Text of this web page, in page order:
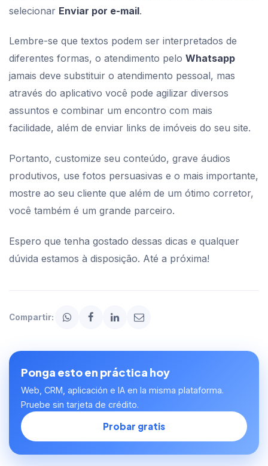
selecionar Enviar por e-mail.
Lembre-se que textos podem ser interpretados de
diferentes formas, o atendimento pelo Whatsapp
jamais deve substituir o atendimento pessoal, mas
através do aplicativo você pode agilizar diversos
assuntos e combinar um encontro com mais
facilidade, além de enviar links de imóveis do seu site.
Portanto, customize seu conteúdo, grave áudios
produtivos, use fotos persuasivas e o mais importante,
mostre ao seu cliente que além de um ótimo corretor,
você também é um grande parceiro.
Espero que tenha gostado dessas dicas e qualquer
dúvida estamos à disposição. Até a próxima!
Compartir:
Ponga esto en práctica hoy
Web, CRM, aplicación e IA en la misma plataforma.
Pruebe sin tarjeta de crédito.
Probar gratis